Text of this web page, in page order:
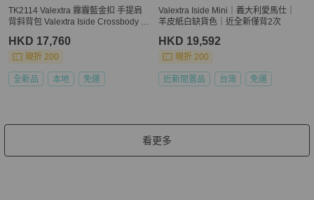
TK2114 Valextra 霧霾藍金扣 手提肩
背斜背包 Valextra Iside Crossbody M
HKD 17,760
現折 200
全新品 本地 免運
Valextra Iside Mini｜義大利愛馬仕｜
羊皮紙白缺貨色｜近全新僅背2次
HKD 19,592
現折 200
近新閒置品 台灣 免運
看更多